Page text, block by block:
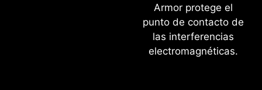
Armor protege el
punto de contacto de
las interferencias
electromagnéticas.
OVERCLOCKING SENCILLO CON
PERFIL EXPO
M-FLASH
Actualiza la BIOS cómodamente en unos
minutos desde la configuracion del CMOS.